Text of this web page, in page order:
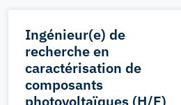
Ingénieur(e) de
recherche en
caractérisation de
composants
photovoltaïques (H/F)